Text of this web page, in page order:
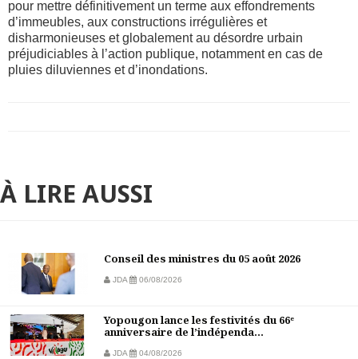
pour mettre définitivement un terme aux effondrements
d’immeubles, aux constructions irrégulières et
disharmonieuses et globalement au désordre urbain
préjudiciables à l’action publique, notamment en cas de
pluies diluviennes et d’inondations.
À LIRE AUSSI
Conseil des ministres du 05 août 2026
JDA 06/08/2026
Yopougon lance les festivités du 66ᵉ
anniversaire de l’indépenda...
JDA 04/08/2026